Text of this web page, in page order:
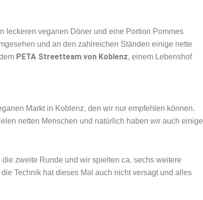
leckeren veganen Döner und eine Portion Pommes
und an den zahlreichen Ständen einige nette
PETA Streetteam von Koblenz, einem Lebenshof
Markt in Koblenz, den wir nur empfehlen können.
netten Menschen und natürlich haben wir auch einige
zweite Runde und wir spielten ca. sechs weitere
Technik hat dieses Mal auch nicht versagt und alles